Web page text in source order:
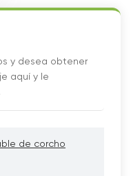
y desea obtener
aquí y le
de corcho